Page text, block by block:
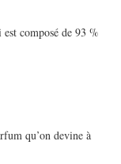
composé de 93 %
qu’on devine à